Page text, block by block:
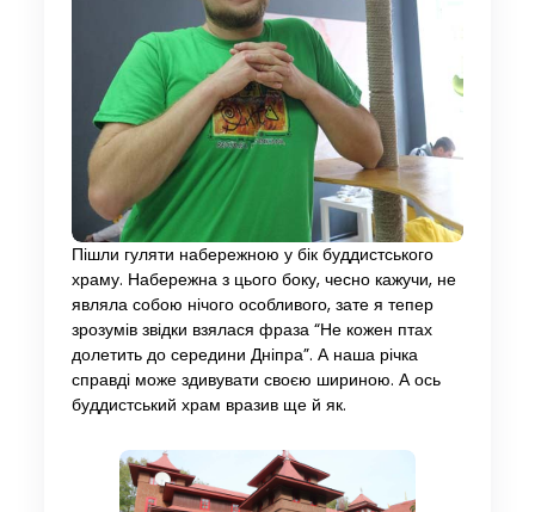
Пішли гуляти набережною у бік буддистського
храму. Набережна з цього боку, чесно кажучи, не
являла собою нічого особливого, зате я тепер
зрозумів звідки взялася фраза “Не кожен птах
долетить до середини Дніпра”. А наша річка
справді може здивувати своєю шириною. А ось
буддистський храм вразив ще й як.